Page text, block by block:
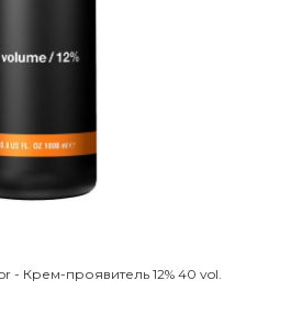
Tigi Copyright Colour Activator - Крем-проявитель 12% 40 vol.